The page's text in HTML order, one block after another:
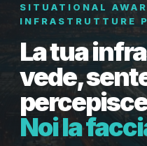
SITUATIONAL
INFRASTRUTTURE
La tua
vede,
Noi la